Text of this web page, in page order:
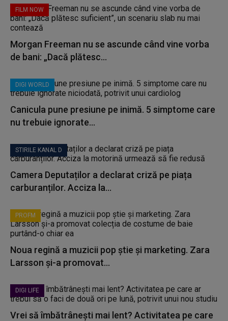
FILM NOW
Morgan Freeman nu se ascunde când vine vorba
de bani: „Dacă plătesc...
DIGI WORLD
Canicula pune presiune pe inimă. 5 simptome care
nu trebuie ignorate...
STIRILE KANAL D
Camera Deputaților a declarat criză pe piața
carburanților. Acciza la...
PROFM
Noua regină a muzicii pop știe și marketing. Zara
Larsson și-a promovat...
DIGI LIFE
Vrei să îmbătrânești mai lent? Activitatea pe care